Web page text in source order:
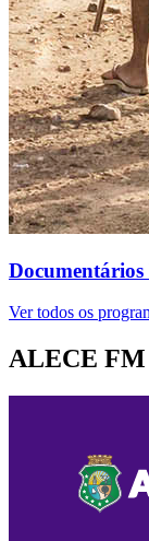
Documentários
Ver todos os
ALECE FM